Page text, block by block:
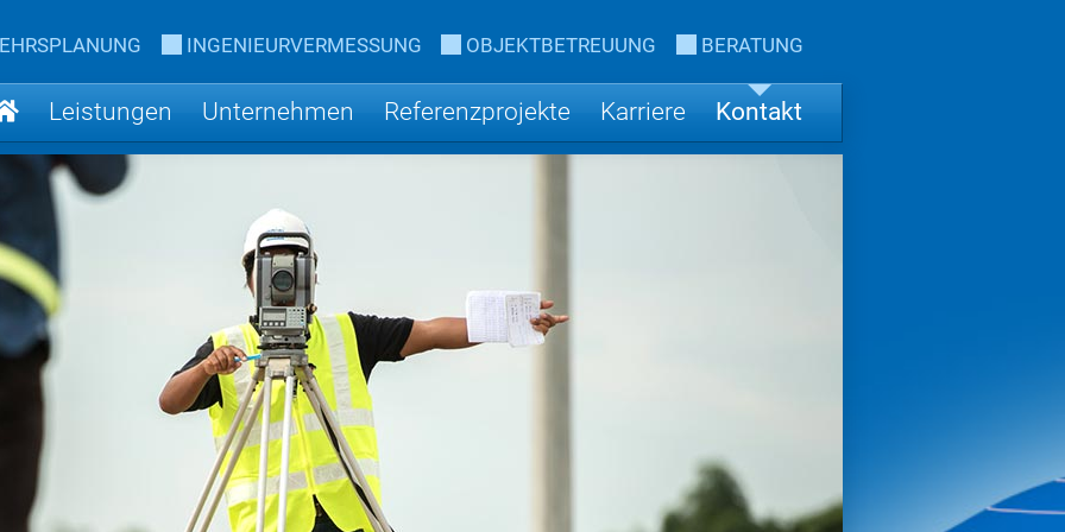
INGENIEURVERMESSUNG OBJEKTBETREUUNG BERATUNG
Leistungen Unternehmen Referenzprojekte Karriere Kontakt